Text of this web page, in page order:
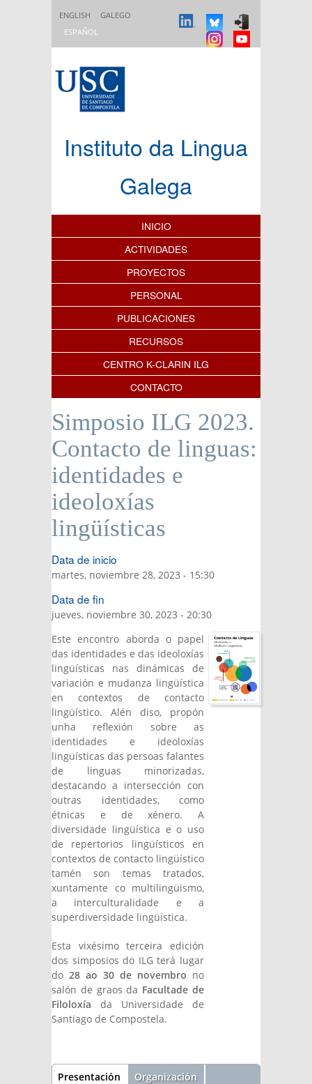
ENGLISH
GALEGO
ESPAÑOL
Instituto da Lingua
Galega
Índice de contenidos
INICIO
ACTIVIDADES
PROYECTOS
PERSONAL
PUBLICACIONES
RECURSOS
CENTRO K-CLARIN ILG
CONTACTO
Simposio ILG 2023.
Contacto de linguas:
identidades e
ideoloxías
lingüísticas
Data de inicio
martes, noviembre 28, 2023 - 15:30
Data de fin
jueves, noviembre 30, 2023 - 20:30
Este encontro aborda o papel
das identidades e das ideoloxías
lingüísticas nas dinámicas de
variación e mudanza lingüística
en contextos de contacto
lingüístico. Alén diso, propón
unha reflexión sobre as
identidades e ideoloxías
lingüísticas das persoas falantes
de linguas minorizadas,
destacando a intersección con
outras identidades, como
étnicas e de xénero. A
diversidade lingüística e o uso
de repertorios lingüísticos en
contextos de contacto lingüístico
tamén son temas tratados,
xuntamente co multilingüismo,
a interculturalidade e a
superdiversidade lingüística.
Esta vixésimo terceira edición
dos simposios do ILG terá lugar
do 28 ao 30 de novembro no
salón de graos da Facultade de
Filoloxía da Universidade de
Santiago de Compostela.
Sección
Presentación (solapa
Organización